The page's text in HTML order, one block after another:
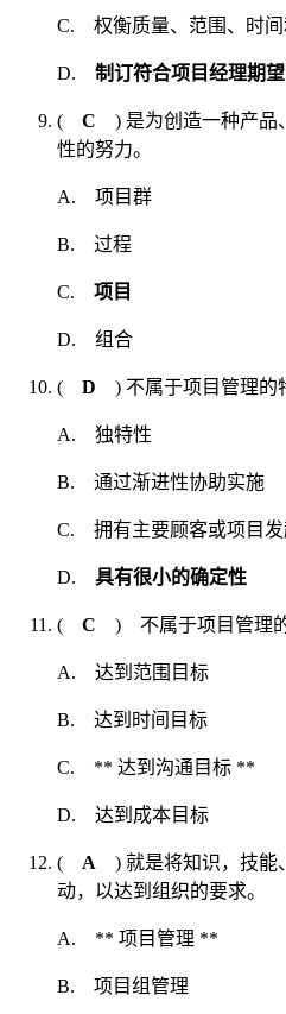
C. 权衡质量、范围、时间
D. 制订符合项目经理期
( C ) 是为创造一种产品
性的努力。
A. 项目群
B. 过程
C. 项目
D. 组合
( D ) 不属于项目管理的
A. 独特性
B. 通过渐进性协助实施
C. 拥有主要顾客或项目发
D. 具有很小的确定性
( C ) 不属于项目管理的
A. 达到范围目标
B. 达到时间目标
C. ** 达到沟通目标 **
D. 达到成本目标
( A ) 就是将知识，技能
动，以达到组织的要求。
A. ** 项目管理 **
B. 项目组管理